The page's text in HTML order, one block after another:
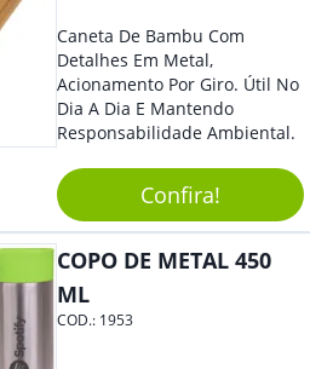
Caneta De Bambu Com
Detalhes Em Metal,
Acionamento Por Giro. Útil No
Dia A Dia E Mantendo
Responsabilidade Ambiental.
Confira!
COPO DE METAL 450
ML
COD.: 1953